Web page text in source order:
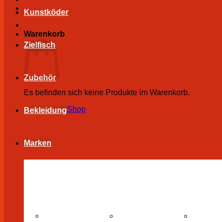
Warenkorb
Es befinden sich keine Produkte im Warenkorb.
Zurück zum Shop
Kunstköder
Zielfisch
Zubehör
Bekleidung
Marken